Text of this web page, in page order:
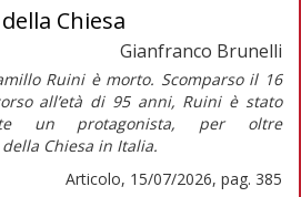
Chiesa
Gianfranco Brunelli
Ruini è morto. Scomparso il 16
all’età di 95 anni, Ruini è stato
un protagonista, per oltre
Chiesa in Italia.
Articolo, 15/07/2026, pag. 385